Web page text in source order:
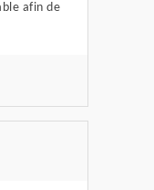
afin de